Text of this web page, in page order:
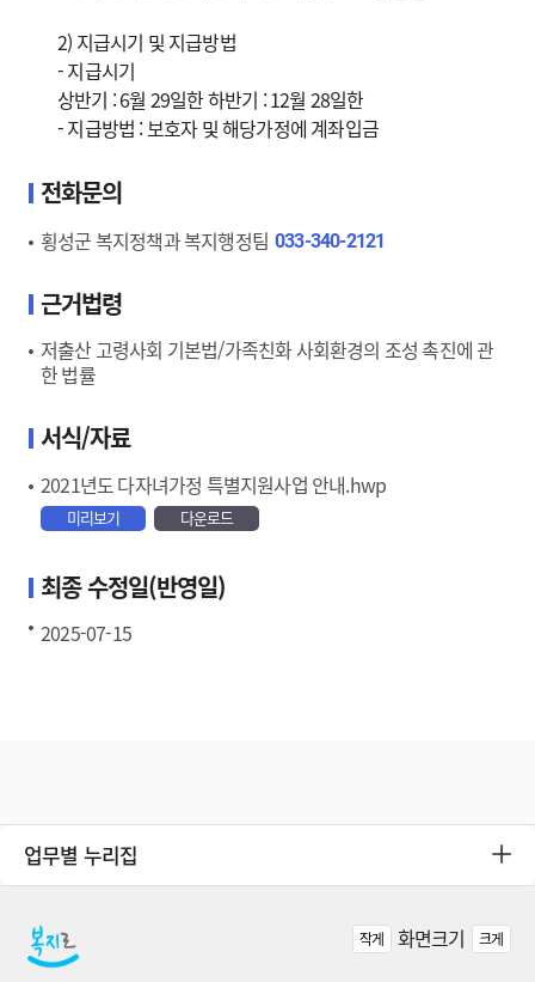
2) 지급시기 및 지급방법
- 지급시기
상반기 : 6월 29일한 하반기 : 12월 28일한
- 지급방법 : 보호자 및 해당가정에 계좌입금
전화문의
횡성군 복지정책과 복지행정팀 033-340-2121
근거법령
저출산 고령사회 기본법/가족친화 사회환경의 조성 촉진에 관
한 법률
서식/자료
2021년도 다자녀가정 특별지원사업 안내.hwp
미리보기 다운로드
최종 수정일(반영일)
2025-07-15
업무별 누리집
작게 화면크기 크게